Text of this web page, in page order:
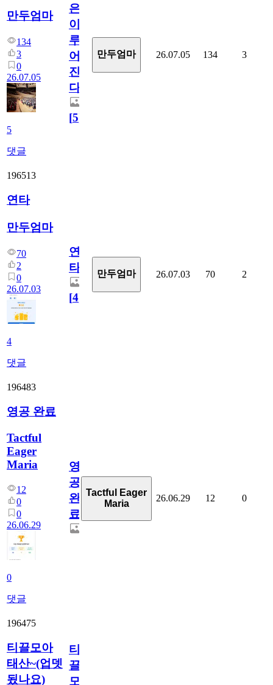
만두엄마
134
3
0
26.07.05
5
댓글
은
이
루
어
진
다.
[5]
만두엄마 26.07.05 134 3
196513
연타
만두엄마
70
2
0
26.07.03
4
댓글
연
타
[4]
만두엄마 26.07.03 70 2
196483
영공 완료
Tactful
Eager
Maria
12
0
0
26.06.29
0
댓글
영
공
완
료
Tactful Eager
Maria
26.06.29 12 0
196475
티끌모아
태산~(업뎃
됬나요)
티
끌
모